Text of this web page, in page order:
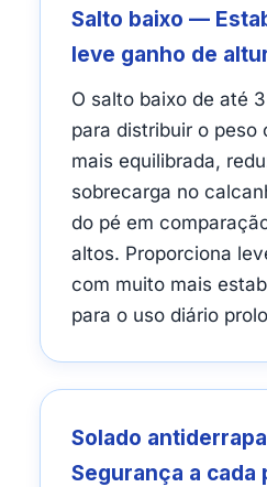
Salto baixo —
leve ganho de
O salto baixo de até
para distribuir o peso
mais equilibrada,
sobrecarga no
do pé em
altos. Proporciona
com muito mais
para o uso diário
Solado
Segurança a cada